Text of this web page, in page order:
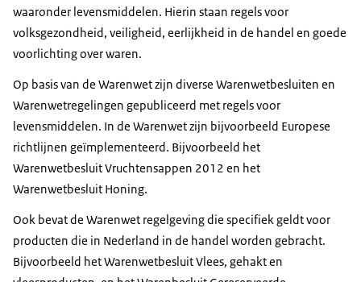
waaronder levensmiddelen. Hierin staan regels voor
volksgezondheid, veiligheid, eerlijkheid in de handel en goede
voorlichting over waren.
Op basis van de Warenwet zijn diverse Warenwetbesluiten en
Warenwetregelingen gepubliceerd met regels voor
levensmiddelen. In de Warenwet zijn bijvoorbeeld Europese
richtlijnen geïmplementeerd. Bijvoorbeeld het
Warenwetbesluit Vruchtensappen 2012 en het
Warenwetbesluit Honing.
Ook bevat de Warenwet regelgeving die specifiek geldt voor
producten die in Nederland in de handel worden gebracht.
Bijvoorbeeld het Warenwetbesluit Vlees, gehakt en